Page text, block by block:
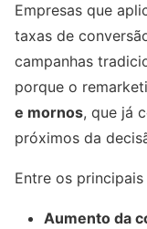
Empresas que
taxas de
campanhas
porque o
e mornos, que já
próximos da
Entre os
Aumento da